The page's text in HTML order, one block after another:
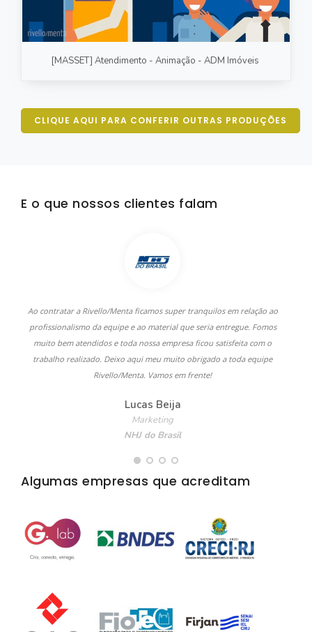
[MASSET] Atendimento - Animação - ADM Imóveis
CLIQUE AQUI PARA CONFERIR OUTRAS PRODUÇÕES
E o que nossos clientes falam
Ao contratar a Rivello/Menta ficamos super tranquilos em relação ao
profissionalismo da equipe e ao material que seria entregue. Fomos
muito bem atendidos e toda nossa empresa ficou satisfeita com o
trabalho realizado. Deixo aqui meu muito obrigado a toda equipe
Rivello/Menta. Vamos em frente!
Lucas Beija
Marketing
NHJ do Brasil
Algumas empresas que acreditam